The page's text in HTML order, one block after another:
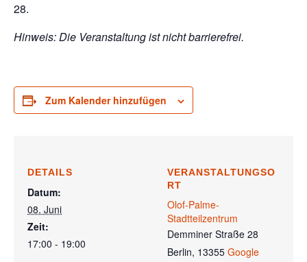
28.
Hinweis: Die Veranstaltung ist nicht barrierefrei.
Zum Kalender hinzufügen
DETAILS
Datum:
08. Juni
Zeit:
17:00 - 19:00
VERANSTALTUNGSO
RT
Olof-Palme-
Stadtteilzentrum
Demminer Straße 28
Berlin, 13355 Google